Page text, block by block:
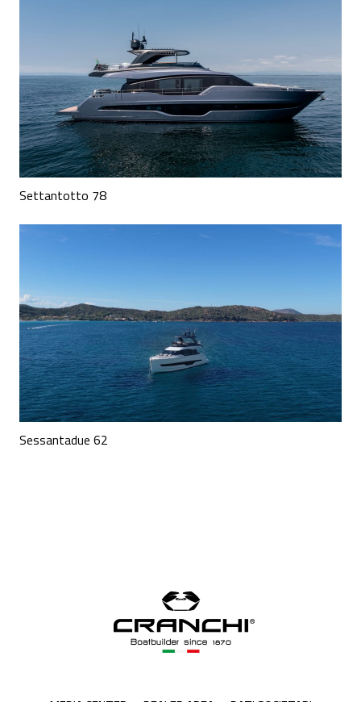
Settantotto 78
Sessantadue 62